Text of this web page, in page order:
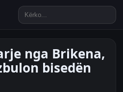
nga Brikena,
bisedën